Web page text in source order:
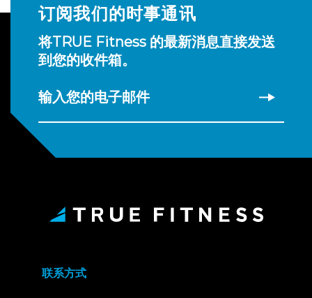
订阅我们的时事通讯
将TRUE Fitness 的最新消息直接发送
到您的收件箱。
输入您的电子邮件
联系方式